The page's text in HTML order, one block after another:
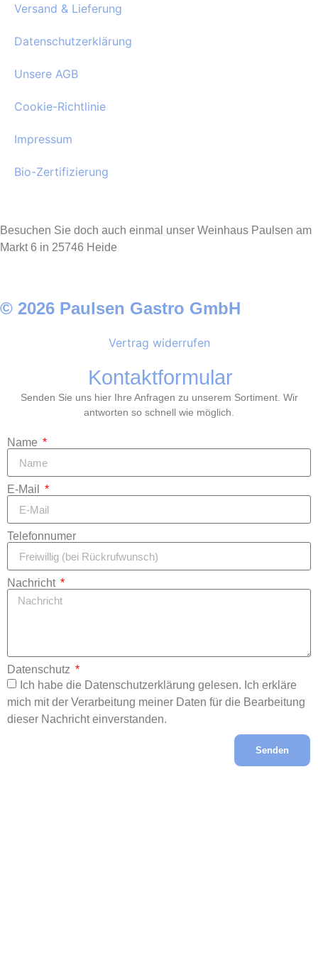
Versand & Lieferung
Datenschutzerklärung
Unsere AGB
Cookie-Richtlinie
Impressum
Bio-Zertifizierung
Besuchen Sie doch auch einmal unser Weinhaus Paulsen am
Markt 6 in 25746 Heide
© 2026 Paulsen Gastro GmbH
Vertrag widerrufen
Kontaktformular
Senden Sie uns hier Ihre Anfragen zu unserem Sortiment. Wir
antworten so schnell wie möglich.
Name
E-Mail
Telefonnumer
Nachricht
Datenschutz
Ich habe die Datenschutzerklärung gelesen. Ich erkläre
mich mit der Verarbeitung meiner Daten für die Bearbeitung
dieser Nachricht einverstanden.
Senden